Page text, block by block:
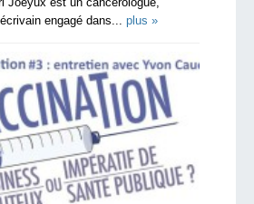
engagé dans... plus »